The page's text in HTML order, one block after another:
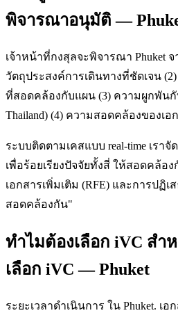
พิจารณาอนุมัติ —
เจ้าหน้าที่กงสุลจะพิจารณา Phuket
วัตถุประสงค์การเดินทางที่ชัดเจน
ที่สอดคล้องกับแผน (3) ความผูกพันกั
Thailand) (4) ความสอดคล้องของเ
ระบบติดตามเคสแบบ real-time เราจั
เพื่อร้อยเรียงปัจจัยทั้งสี่ ให้สอดคล้อ
เอกสารเพิ่มเติม (RFE) และการปฏิเ
สอดคล้องกัน"
ทำไมต้องเลือก iVC สำ
เลือก iVC — Phuket
ระยะเวลาดำเนินการ ใน Phuket. เ